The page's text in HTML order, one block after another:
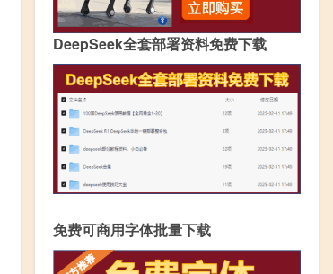
DeepSeek全套部署资料免费下载
免费可商用字体批量下载